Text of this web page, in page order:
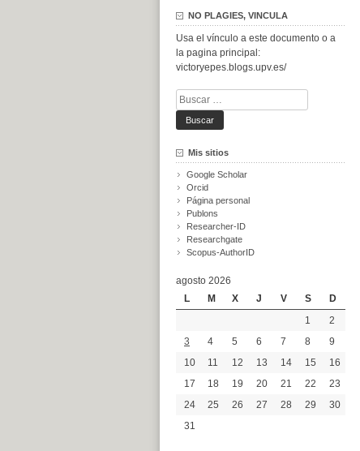
NO PLAGIES, VINCULA
Usa el vínculo a este documento o a
la pagina principal:
victoryepes.blogs.upv.es/
Buscar:
Mis sitios
Google Scholar
Orcid
Página personal
Publons
Researcher-ID
Researchgate
Scopus-AuthorID
agosto 2026
L
M X J V S
D
1
2
3
4 5 6 7 8
9
10
11 12 13 14 15
16
17
18 19 20 21 22
23
24
25 26 27 28 29
30
31